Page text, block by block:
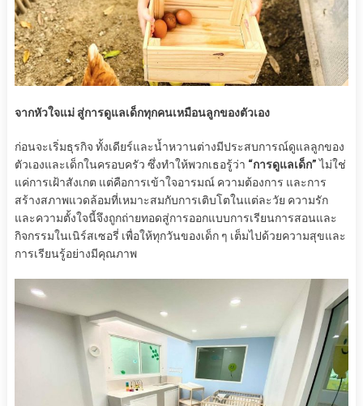
จากหัวใจแม่ สู่การดูแลเด็กทุกคนเหมือนลูกของตัวเอง
ก่อนจะเริ่มธุรกิจ ทั้งเดียร์และน้ำหวานต่างมีประสบการณ์ดูแลลูกของ
ตัวเองและเด็กในครอบครัว ซึ่งทำให้พวกเธอรู้ว่า “การดูแลเด็ก”ไม่ใช่
แค่การเฝ้าสังเกต แต่คือการเข้าใจอารมณ์ ความต้องการ และการ
สร้างสภาพแวดล้อมที่เหมาะสมกับการเติบโตในแต่ละวัย ความรัก
และความตั้งใจนี้จึงถูกถ่ายทอดสู่การออกแบบการเรียนการสอนและ
กิจกรรมในเนิร์สเซอรี่ เพื่อให้ทุกวันของเด็ก ๆ เต็มไปด้วยความสุขและ
การเรียนรู้อย่างมีคุณภาพ